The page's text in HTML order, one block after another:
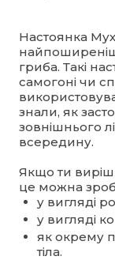
Настоянка
гриба. Такі
самогоні чи
знали, як
зовнішнього
всередину.
Якщо ти
це можна
у вигляді
у вигляді
як окрему
тіла.